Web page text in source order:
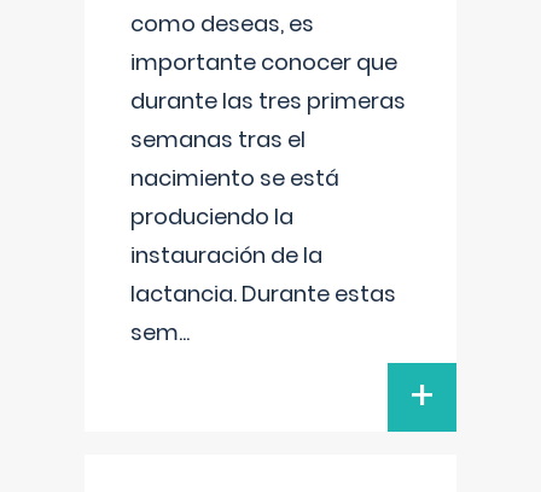
como deseas, es
importante conocer que
durante las tres primeras
semanas tras el
nacimiento se está
produciendo la
instauración de la
lactancia. Durante estas
sem...
+